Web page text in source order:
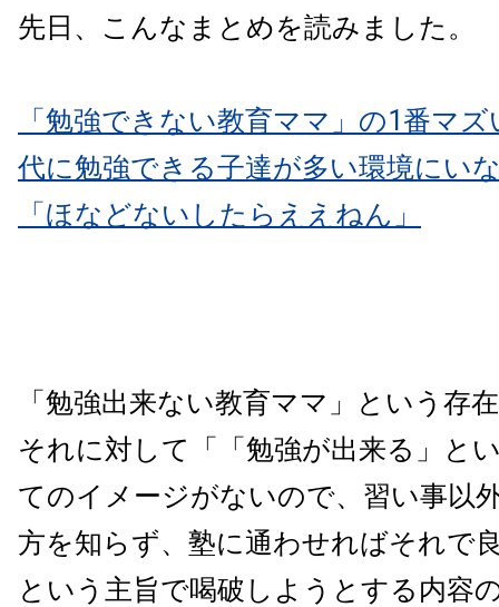
先日、こんなまとめを読みました。
「勉強できない教育ママ」の1番マ
代に勉強できる子達が多い環境にい
「ほなどないしたらええねん」
「勉強出来ない教育ママ」という存
それに対して「「勉強が出来る」と
てのイメージがないので、習い事以
方を知らず、塾に通わせればそれで
という主旨で喝破しようとする内容